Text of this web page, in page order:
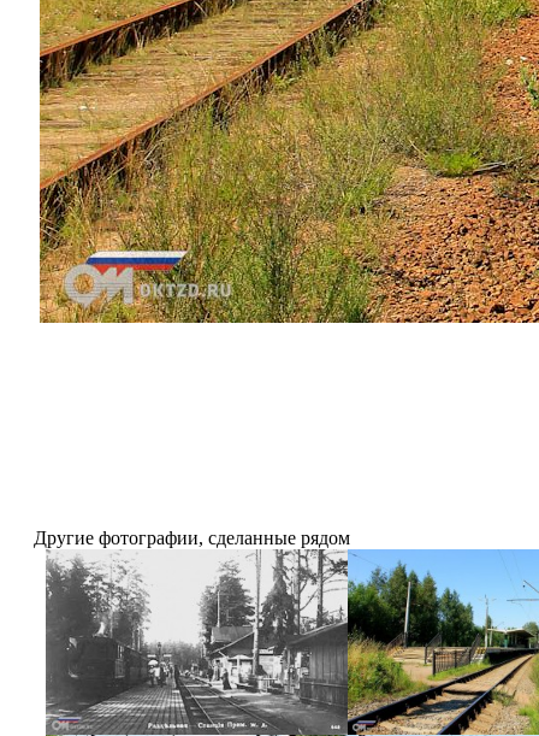
Другие фотографии, сделанные рядом